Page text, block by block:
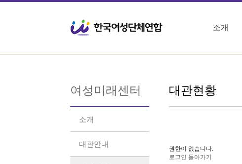
소개
여성미래센터
소개
대관안내
대관현황
권한이 없습니다.
로그인 돌아가기